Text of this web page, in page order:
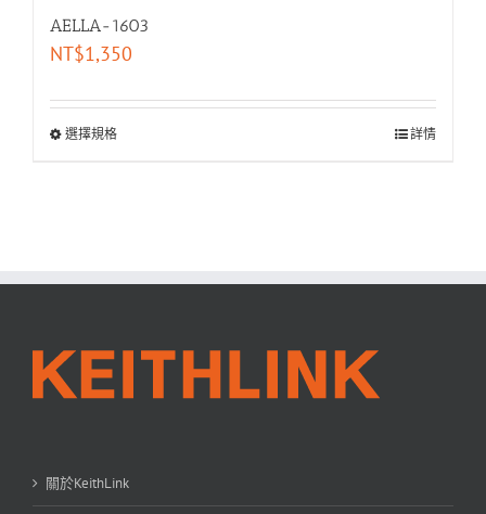
AELLA-1603
NT$1,350
選擇規格 詳情
關於KeithLink